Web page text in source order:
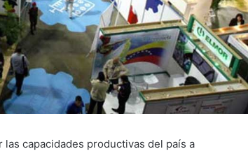
capacidades productivas del país a